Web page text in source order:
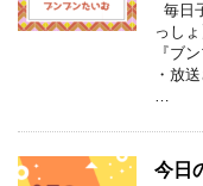
毎日
っし
『ブ
・放
…
今日